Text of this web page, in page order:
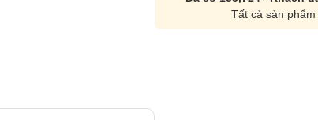
Tất cả sản